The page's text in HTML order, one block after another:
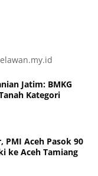
Jatim: BMKG
Kategori
PMI Aceh Pasok 90
ke Aceh Tamiang